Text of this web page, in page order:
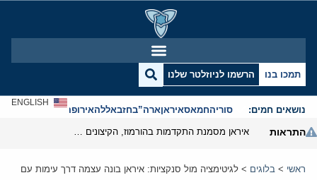
תמכו בנו הרשמו לניוזלטר שלנו
נושאים חמים: סוריהחמאסאיראןארה”בחזבאללהאירופהאנטישמיות
ENGLISH
התראות
ראשי > בלוגים > לגיטימציה מול סנקציות: איראן בונה עצמה דרך עימות עם